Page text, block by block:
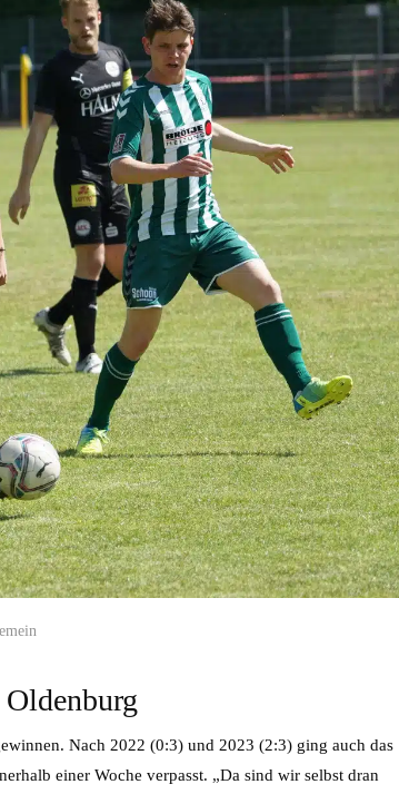
Nach 2022 (0:3) und 2023 (2:3) ging auch das
einer Woche verpasst. „Da sind wir selbst dran